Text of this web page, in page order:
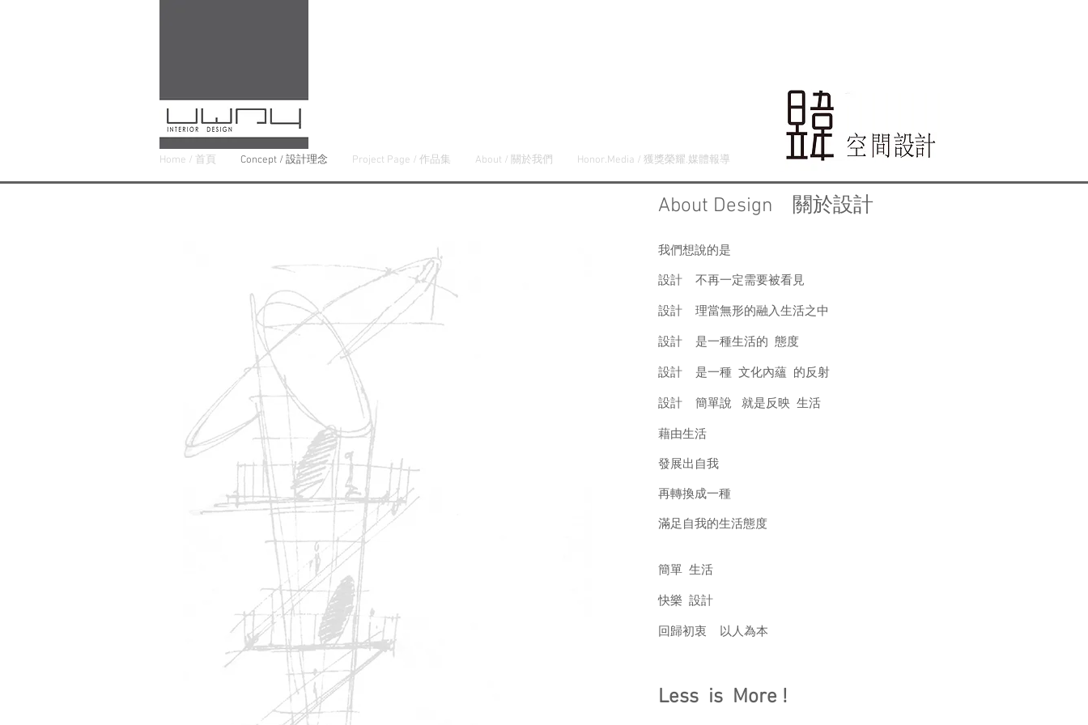
Home / 首頁 Concept / 設計理念 Project Page / 作品集 About / 關於我們 Honor.Media / 獲獎榮耀.媒體報導
About Design 關於設計
我們想說的是
設計 不再一定需要被看見
設計 理當無形的融入生活之中
設計 是一種生活的 態度
設計 是一種 文化內蘊 的反射
設計 簡單說 就是反映 生活
藉由生活
發展出自我
再轉換成一種
滿足自我的生活態度
簡單 生活
快樂 設計
回歸初衷 以人為本
Less is More !